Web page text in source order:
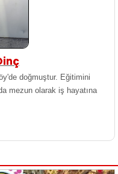
doğmuştur. Eğitimini
mezun olarak iş hayatına